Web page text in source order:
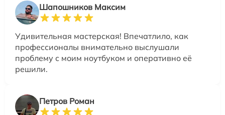
Шапошников Максим
Удивительная мастерская! Впечатлило, как
профессионалы внимательно выслушали
проблему с моим ноутбуком и оперативно её
решили.
Петров Роман